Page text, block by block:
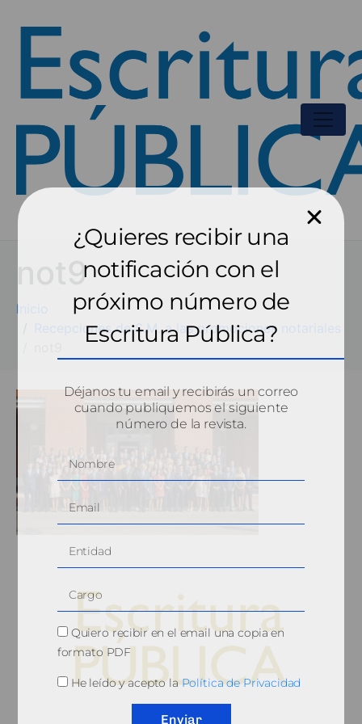
not9
Inicio
Recepciones de S.M. a las promociones notariales
¿Quieres recibir una
notificación con el
próximo número de
Escritura Pública?
Déjanos tu email y recibirás un correo
cuando publiquemos el siguiente
número de la revista.
Quiero recibir en el email una copia en
formato PDF
He leído y acepto laPolítica de Privacidad
Enviar